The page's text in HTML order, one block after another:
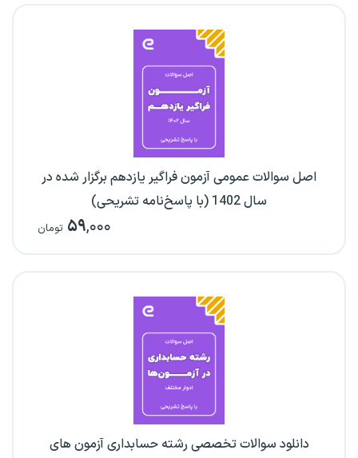
اصل سوالات عمومی آزمون فراگیر یازدهم برگزار شده در
سال 1402 (با پاسخ‌نامه تشریحی)
۵۹,۰۰۰ تومان
دانلود سوالات تخصصی رشته حسابداری آزمون های